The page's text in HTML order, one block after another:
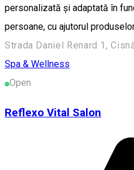
personalizată și adaptată în
persoane, cu ajutorul
Strada Daniel Renard 1,
Spa & Wellness
Open
Reflexo Vital Salon